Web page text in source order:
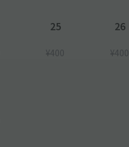
25
¥400
26
¥400